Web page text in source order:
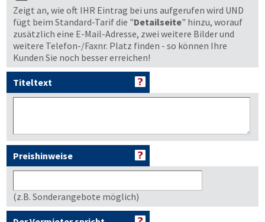
Zeigt an, wie oft IHR Eintrag bei uns aufgerufen wird UND
fügt beim Standard-Tarif die "Detailseite" hinzu, worauf
zusätzlich eine E-Mail-Adresse, zwei weitere Bilder und
weitere Telefon-/Faxnr. Platz finden - so können Ihre
Kunden Sie noch besser erreichen!
Titeltext
Preishinweise
(z.B. Sonderangebote möglich)